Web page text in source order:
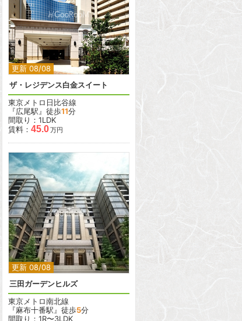
更新 08/08
2
ザ・レジデンス白金スイート
東京メトロ日比谷線
『広尾駅』徒歩11分
間取り：1LDK
賃料： 45.0万円
更新 08/08
2
三田ガーデンヒルズ
東京メトロ南北線
『麻布十番駅』徒歩5分
間取り：1R〜3LDK